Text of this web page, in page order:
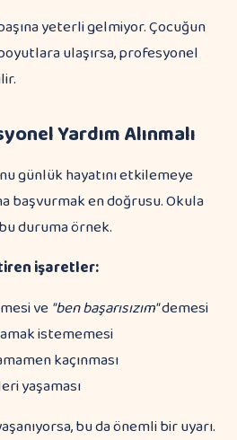
yeterli gelmiyor. Çocuğun
ulaşırsa, profesyonel
Yardım Alınmalı
günlük hayatını etkilemeye
başvurmak en doğrusu. Okula
duruma örnek.
işaretler:
ve"ben başarısızım"demesi
istememesi
kaçınması
yaşaması
bu da önemli bir uyarı.